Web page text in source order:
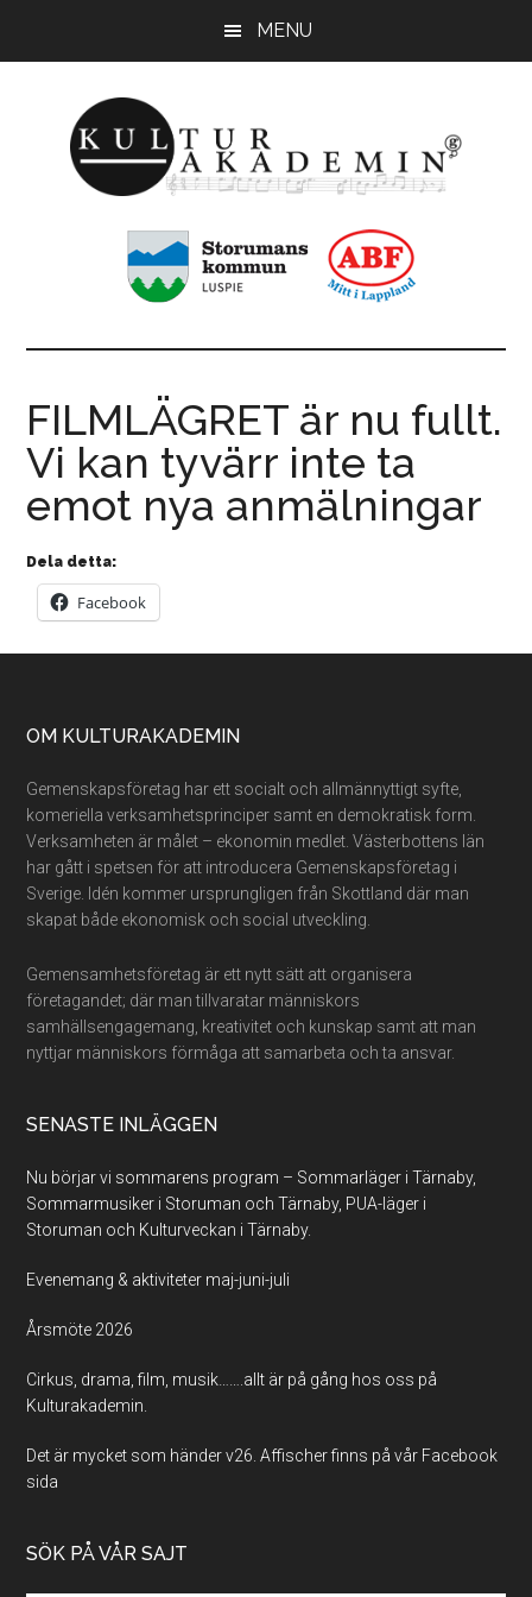
MENU
KulturAkademin
FILMLÄGRET är nu fullt.
Vi kan tyvärr inte ta
emot nya anmälningar
Dela detta:
Facebook
Footer
OM KULTURAKADEMIN
Gemenskapsföretag har ett socialt och allmännyttigt syfte,
komeriella verksamhetsprinciper samt en demokratisk form.
Verksamheten är målet – ekonomin medlet. Västerbottens län
har gått i spetsen för att introducera Gemenskapsföretag i
Sverige. Idén kommer ursprungligen från Skottland där man
skapat både ekonomisk och social utveckling.
Gemensamhetsföretag är ett nytt sätt att organisera
företagandet; där man tillvaratar människors
samhällsengagemang, kreativitet och kunskap samt att man
nyttjar människors förmåga att samarbeta och ta ansvar.
SENASTE INLÄGGEN
Nu börjar vi sommarens program – Sommarläger i Tärnaby,
Sommarmusiker i Storuman och Tärnaby, PUA-läger i
Storuman och Kulturveckan i Tärnaby.
Evenemang & aktiviteter maj-juni-juli
Årsmöte 2026
Cirkus, drama, film, musik…….allt är på gång hos oss på
Kulturakademin.
Det är mycket som händer v26. Affischer finns på vår Facebook
sida
SÖK PÅ VÅR SAJT